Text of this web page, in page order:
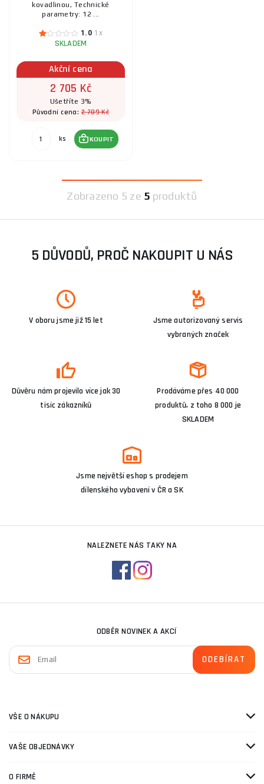
kovadlinou, Technické
parametry: 12 ...
1.0 1x
SKLADEM
Akční cena
2 705 Kč
Ušetříte 3%
Původní cena:2 789 Kč
ks KOUPIT
Zobrazeno 5 ze 5 produktů
5 DŮVODŮ, PROČ NAKOUPIT U NÁS
V oboru jsme již 15 let
Jsme autorizovaný servis
vybraných značek
Důvěru nám projevilo více jak 30
tisíc zákazníků
Prodáváme přes 40 000
produktů, z toho 8 000 je
SKLADEM
Jsme největší eshop s prodejem
dílenského vybavení v ČR a SK
NALEZNETE NÁS TAKY NA
ODBĚR NOVINEK A AKCÍ
VŠE O NÁKUPU
VAŠE OBJEDNÁVKY
O FIRMĚ